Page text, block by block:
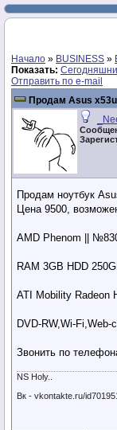
Начало » BUSINESS »
Показать:
Отправить по e-mail
Продам Asus x53u
Продам ноутбук
Цена 9500,
AMD Phenom ||
RAM 3GB HDD
ATI Mobility Radeon
DVD-RW,Wi-Fi,Web-
Звонить по
NS Holy..
Вк - vkontakte.ru/